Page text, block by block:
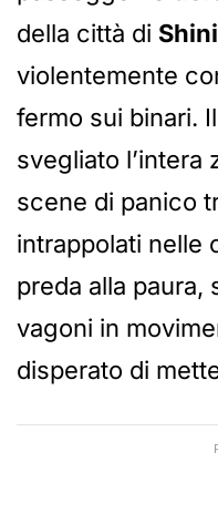
della città di
violentemente
fermo sui binari.
svegliato l’intera
scene di panico
intrappolati nelle
preda alla paura,
vagoni in
disperato di